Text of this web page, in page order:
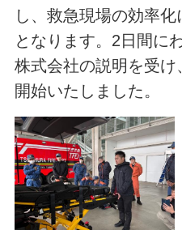
し、救急現場の効率
となります。2日間に
株式会社の説明を受
開始いたしました。